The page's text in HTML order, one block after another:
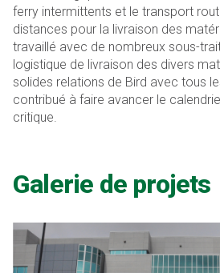
ferry intermittents et le transport
distances pour la livraison des
travaillé avec de nombreux sous-
logistique de livraison des divers
solides relations de Bird avec tous
contribué à faire avancer le
critique.
Galerie de projets